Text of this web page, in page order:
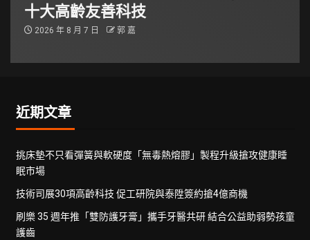
十大高齡友善科技
2026 年 8 月 7 日 郭 嘉
近期文章
挑床墊不只看彈簧與軟硬度「無毒熱熔膠」製程升級搶攻健康睡
眠市場
技術司展30項高齡科技 促工研院與泰陞簽約搶4億商機
刷樂 35 週年推「雙防護牙膏」攜手牙醫共研 結合公益助弱勢孩童
護齒